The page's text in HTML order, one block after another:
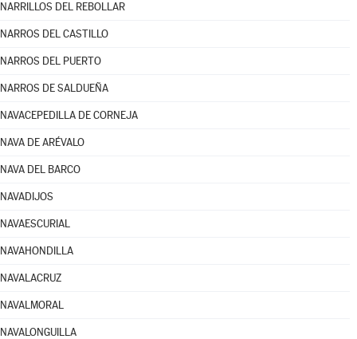
NARRILLOS DEL REBOLLAR
NARROS DEL CASTILLO
NARROS DEL PUERTO
NARROS DE SALDUEÑA
NAVACEPEDILLA DE CORNEJA
NAVA DE ARÉVALO
NAVA DEL BARCO
NAVADIJOS
NAVAESCURIAL
NAVAHONDILLA
NAVALACRUZ
NAVALMORAL
NAVALONGUILLA